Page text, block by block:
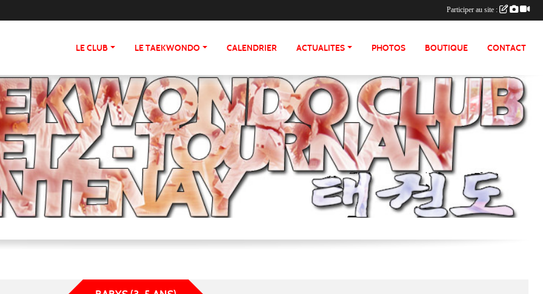
LE CLUB LE TAEKWONDO CALENDRIER ACTUALITES PHOTOS BOUTIQUE CONTACT
Participer au site :